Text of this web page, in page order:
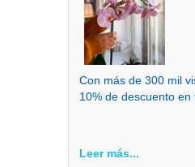
Con más de 300 mil
10% de descuento en
Leer más...